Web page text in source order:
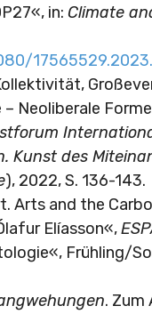
in: Climate
Neoliberale
Kunst des
), 2022, S. 136-143.
Arts and the
Elíasson«,
Frühling/
. Zum